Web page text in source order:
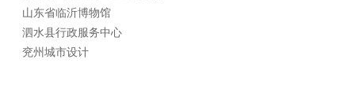
山东省临沂博物馆
泗水县行政服务中心
兖州城市设计